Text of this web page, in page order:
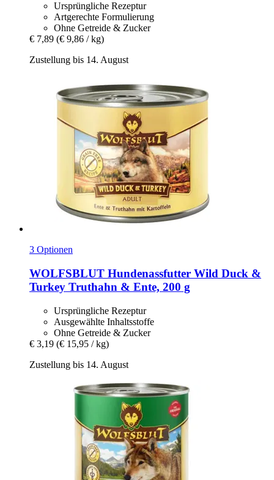
Ursprüngliche Rezeptur
Artgerechte Formulierung
Ohne Getreide & Zucker
€ 7,89 (€ 9,86 / kg)
Zustellung bis 14. August
3 Optionen
WOLFSBLUT Hundenassfutter Wild Duck &
Turkey Truthahn & Ente, 200 g
Ursprüngliche Rezeptur
Ausgewählte Inhaltsstoffe
Ohne Getreide & Zucker
€ 3,19 (€ 15,95 / kg)
Zustellung bis 14. August